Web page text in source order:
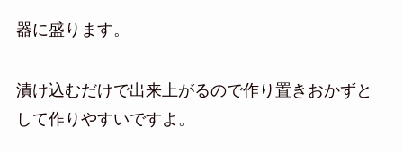
器に盛ります。
漬け込むだけで出来上がるので作り置きおかずと
して作りやすいですよ。